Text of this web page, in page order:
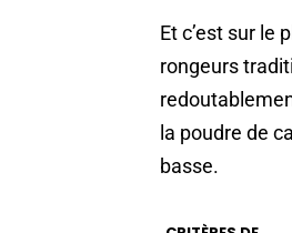
Et c’est sur le
rongeurs
la poudre de
basse.